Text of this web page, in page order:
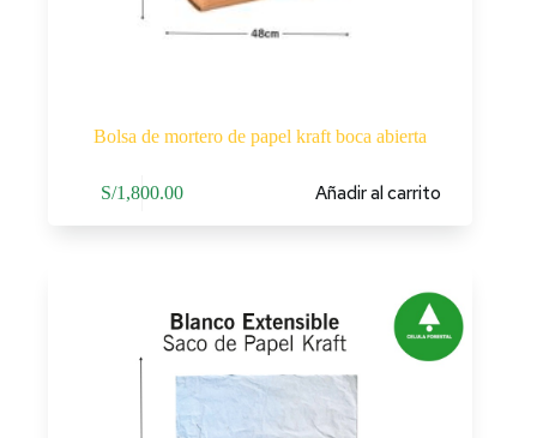
Bolsa de mortero de papel kraft boca abierta
S/1,800.00 Añadir al carrito